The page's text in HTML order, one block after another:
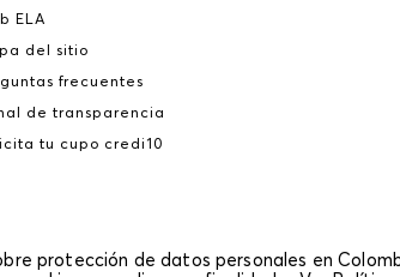
ELA
del sitio
frecuentes
de transparencia
tu cupo credi10
protección de datos personales en